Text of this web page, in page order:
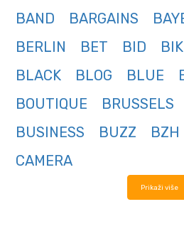
BAND
BARGAINS
BERLIN
BET BID
BLACK
BLOG BLUE
BOUTIQUE
BRUSSELS
BUSINESS
BUZZ BZH
CAMERA
Prikaži više